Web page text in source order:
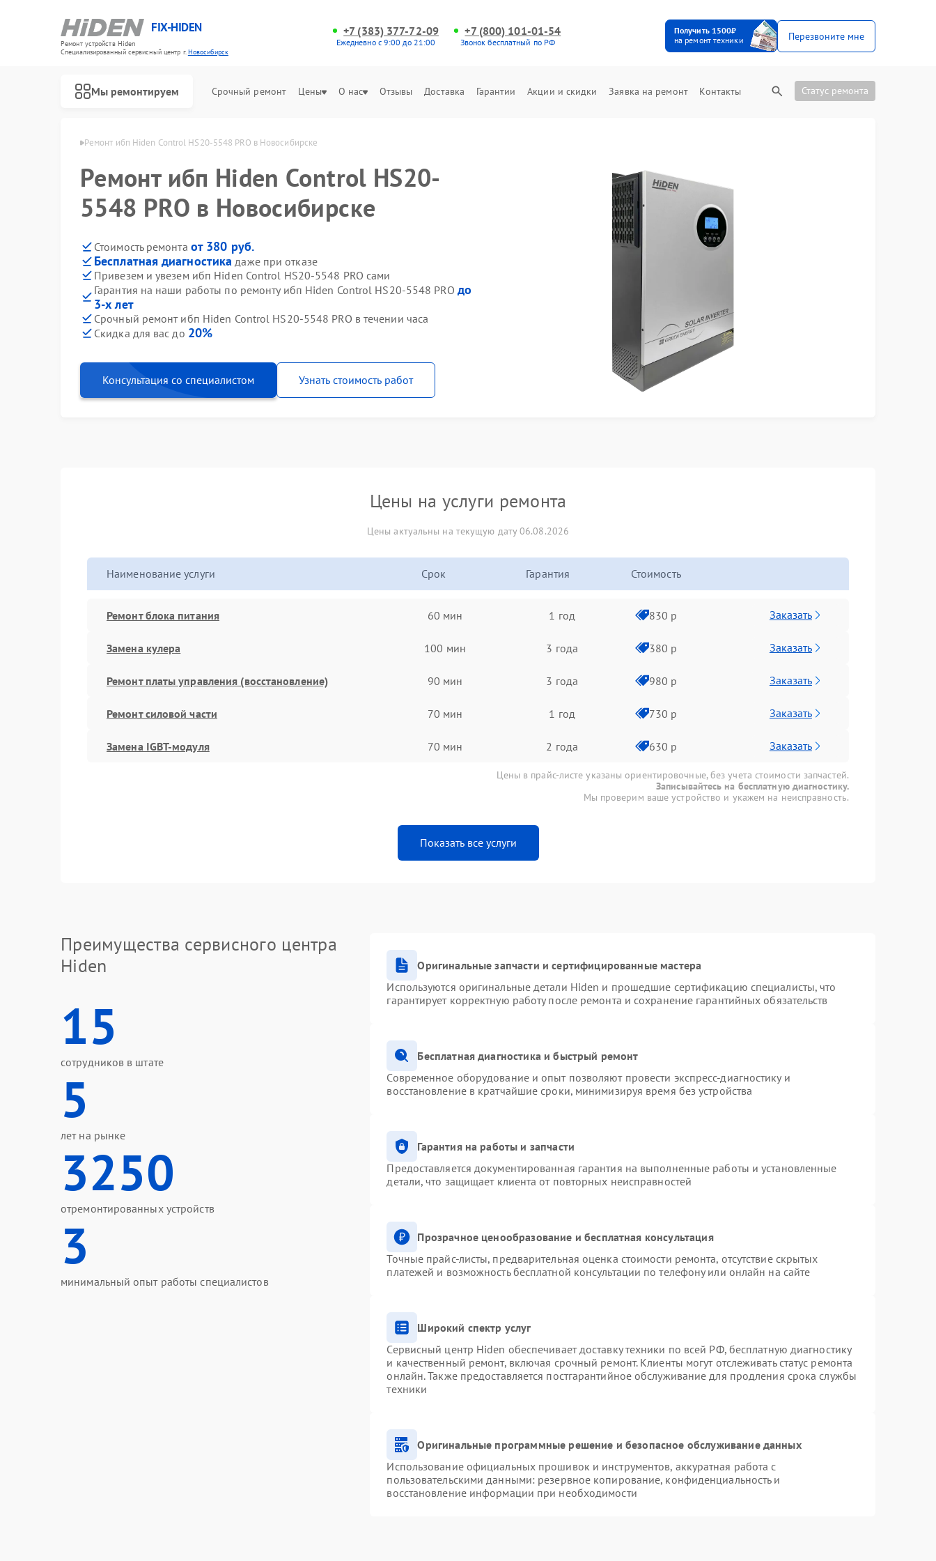
FIX-HIDEN
Ремонт устройств Hiden
Специализированный cервисный центр г.Новосибирск
+7 (383) 377-72-09
Ежедневно с 9:00 до 21:00
+7 (800) 101-01-54
Звонок бесплатный по РФ
Получить 1500₽
на ремонт техники
Перезвоните мне
Мы ремонтируем Срочный ремонт Цены О нас Отзывы Доставка Гарантии Акции и скидки Заявка на ремонт Контакты Статус ремонта
Ремонт ибп Hiden Control HS20-5548 PRO в Новосибирске
Ремонт ибп Hiden Control HS20-
5548 PRO в Новосибирске
Стоимость ремонта от 380 руб.
Бесплатная диагностика даже при отказе
Привезем и увезем ибп Hiden Control HS20-5548 PRO сами
Гарантия на наши работы по ремонту ибп Hiden Control HS20-5548 PRO до
3-х лет
Срочный ремонт ибп Hiden Control HS20-5548 PRO в течении часа
Скидка для вас до 20%
Консультация со специалистом Узнать стоимость работ
Цены на услуги ремонта
Цены актуальны на текущую дату 06.08.2026
Наименование услуги Срок Гарантия Стоимость
Ремонт блока питания 60 мин 1 год 830 р Заказать
Замена кулера 100 мин 3 года 380 р Заказать
Ремонт платы управления (восстановление) 90 мин 3 года 980 р Заказать
Ремонт силовой части 70 мин 1 год 730 р Заказать
Замена IGBT-модуля 70 мин 2 года 630 р Заказать
Цены в прайс-листе указаны ориентировочные, без учета стоимости запчастей.
Записывайтесь на бесплатную диагностику.
Мы проверим ваше устройство и укажем на неисправность.
Показать все услуги
Преимущества сервисного центра
Hiden
15
сотрудников в штате
5
лет на рынке
3250
отремонтированных устройств
3
минимальный опыт работы специалистов
Оригинальные запчасти и сертифицированные мастера
Используются оригинальные детали Hiden и прошедшие сертификацию специалисты, что
гарантирует корректную работу после ремонта и сохранение гарантийных обязательств
Бесплатная диагностика и быстрый ремонт
Современное оборудование и опыт позволяют провести экспресс-диагностику и
восстановление в кратчайшие сроки, минимизируя время без устройства
Гарантия на работы и запчасти
Предоставляется документированная гарантия на выполненные работы и установленные
детали, что защищает клиента от повторных неисправностей
Прозрачное ценообразование и бесплатная консультация
Точные прайс-листы, предварительная оценка стоимости ремонта, отсутствие скрытых
платежей и возможность бесплатной консультации по телефону или онлайн на сайте
Широкий спектр услуг
Сервисный центр Hiden обеспечивает доставку техники по всей РФ, бесплатную диагностику
и качественный ремонт, включая срочный ремонт. Клиенты могут отслеживать статус ремонта
онлайн. Также предоставляется постгарантийное обслуживание для продления срока службы
техники
Оригинальные программные решение и безопасное обслуживание данных
Использование официальных прошивок и инструментов, аккуратная работа с
пользовательскими данными: резервное копирование, конфиденциальность и
восстановление информации при необходимости